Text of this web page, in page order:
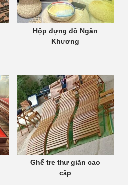
Hộp đựng đồ Ngân
Khương
Ghế tre thư giãn cao
cấp